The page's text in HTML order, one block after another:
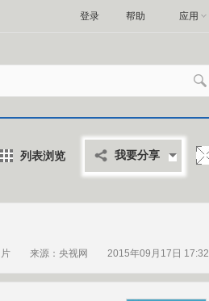
帮助 应用
登录
列表浏览 我要分享
来源：央视网 2015年09月17日 17:32